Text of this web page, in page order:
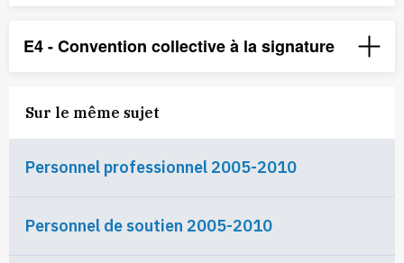
E4 - Convention collective à la signature
Sur le même sujet
Personnel professionnel 2005-2010
Personnel de soutien 2005-2010